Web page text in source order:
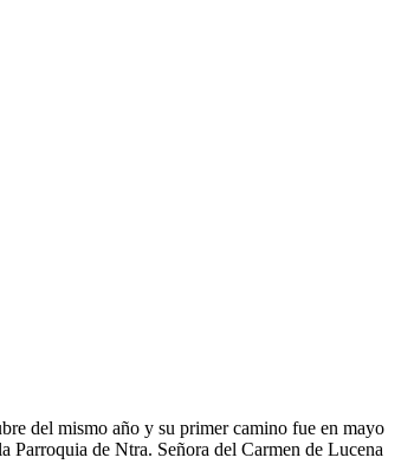
del mismo año y su primer camino fue en mayo
de Ntra. Señora del Carmen de Lucena